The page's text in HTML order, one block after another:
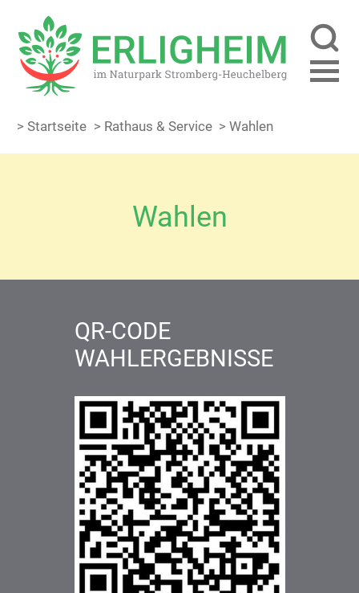
> Startseite > Rathaus & Service > Wahlen
Wahlen
QR-CODE
WAHLERGEBNISSE